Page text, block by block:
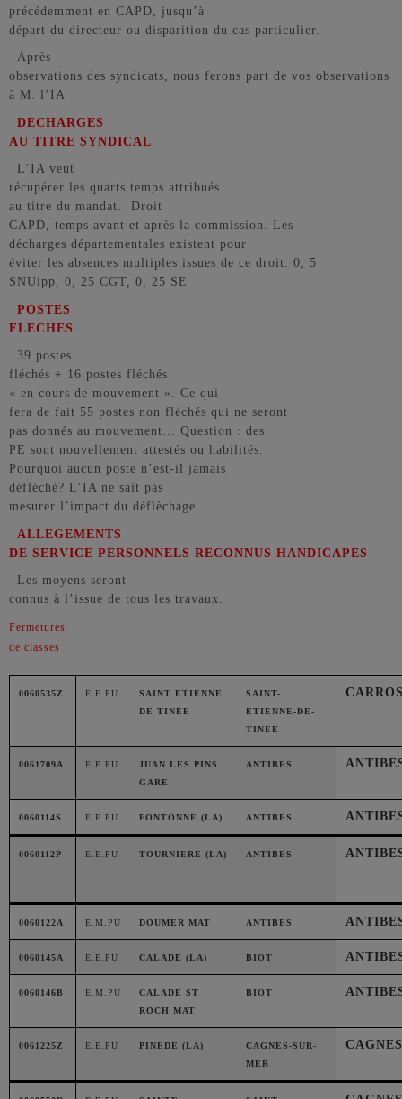
précédemment en CAPD, jusqu’à
départ du directeur ou disparition du cas particulier.
Après
observations des syndicats, nous ferons part de vos observations
à M. l’IA
DECHARGES
AU TITRE SYNDICAL
L’IA veut
récupérer les quarts temps attribués
au titre du mandat.
Droit
CAPD, temps avant et après la commission. Les
décharges départementales existent pour
éviter les absences multiples issues de ce droit. 0, 5
SNUipp, 0, 25 CGT, 0, 25 SE
POSTES
FLECHES
39 postes
fléchés + 16 postes fléchés
« en cours de mouvement ». Ce qui
fera de fait 55 postes non fléchés qui ne seront
pas donnés au mouvement… Question : des
PE sont nouvellement attestés ou habilités.
Pourquoi aucun poste n’est-il jamais
défléché? L’IA ne sait pas
mesurer l’impact du déflèchage.
ALLEGEMENTS
DE SERVICE PERSONNELS RECONNUS HANDICAPES
Les moyens seront
connus à l’issue de tous les travaux.
Fermetures
de classes
0060535Z E.E.PU
SAINT ETIENNE
DE TINEE
SAINT-
ETIENNE-DE-
TINEE
0061709A E.E.PU
JUAN LES PINS
GARE
ANTIBES
0060114S E.E.PU FONTONNE (LA) ANTIBES
0060112P E.E.PU TOURNIERE (LA) ANTIBES
0060122A E.M.PU DOUMER MAT ANTIBES
0060145A E.E.PU CALADE (LA) BIOT
0060146B E.M.PU
CALADE ST
ROCH MAT
BIOT
0061225Z E.E.PU PINEDE (LA)
CAGNES-SUR-
MER